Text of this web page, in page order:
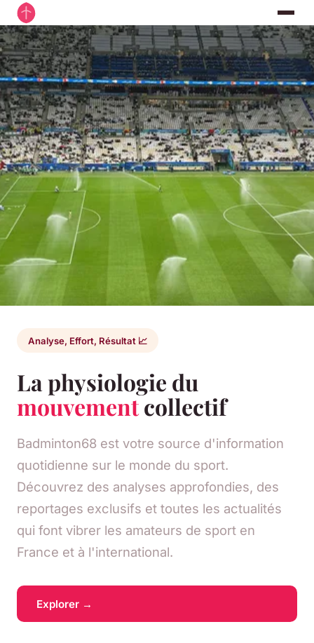
Analyse, Effort, Résultat 📈
La physiologie du
mouvementcollectif
Badminton68 est votre source d'information
quotidienne sur le monde du sport.
Découvrez des analyses approfondies, des
reportages exclusifs et toutes les actualités
qui font vibrer les amateurs de sport en
France et à l'international.
Explorer →